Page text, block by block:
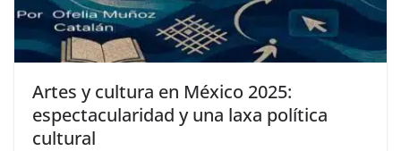
Artes y cultura en México 2025:
espectacularidad y una laxa política
cultural